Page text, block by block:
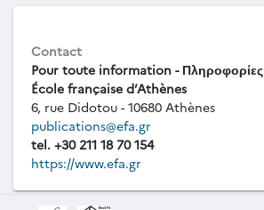
Contact
Pour toute information - Πληροφορίες
École française d’Athènes
6, rue Didotou - 10680 Athènes
publications@efa.gr
tel. +30 211 18 70 154
https://www.efa.gr